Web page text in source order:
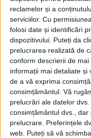
reclamelor și a
serviciilor. Cu
folosi date și identificări
dispozitivului. Puteți da
prelucrarea realizată de
conform descrierii de
informații mai detaliate
de a vă exprima
consimțământul. Vă
prelucrări ale datelor
consimțământul dvs.,
prelucrare. Preferințele
web. Puteți să vă
beneficiau de
asigurate hrana
împărțiți câte 12
nu din rândurile
boieri aflați la
posibilități sau
negustori, cu
urmă, după ce
gramatica,